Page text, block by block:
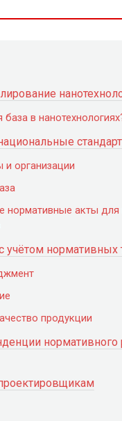
в
организации
акты для
учётом нормативных
продукции
нормативного